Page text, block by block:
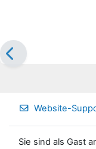
Website-
Sie sind als Gast